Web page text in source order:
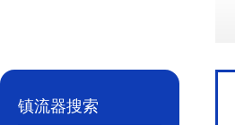
镇流器搜索